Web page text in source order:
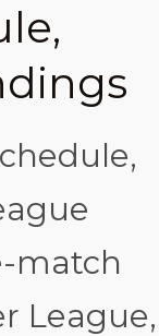
match
League,